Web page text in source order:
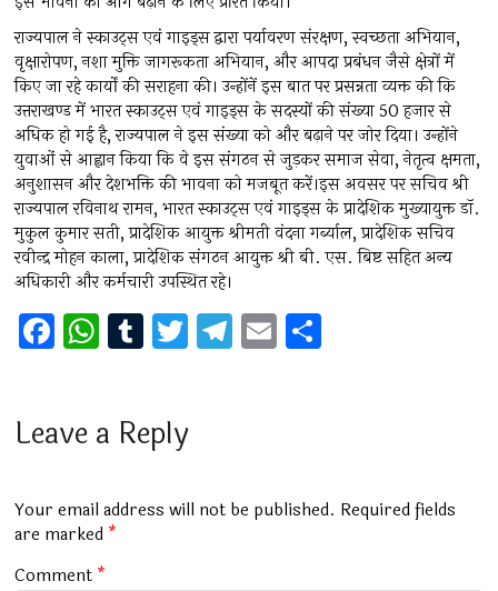
राज्यपाल ने स्काउट्स एवं गाइड्स द्वारा पर्यावरण संरक्षण, स्वच्छता अभियान,
वृक्षारोपण, नशा मुक्ति जागरूकता अभियान, और आपदा प्रबंधन जैसे क्षेत्रों में
किए जा रहे कार्यों की सराहना की। उन्होंनें इस बात पर प्रसन्नता व्यक्त की कि
उत्तराखण्ड में भारत स्काउट्स एवं गाइड्स के सदस्यों की संख्या 50 हजार से
अधिक हो गई है, राज्यपाल ने इस संख्या को और बढ़ाने पर जोर दिया। उन्होंने
युवाओं से आह्वान किया कि वे इस संगठन से जुड़कर समाज सेवा, नेतृत्व क्षमता,
अनुशासन और देशभक्ति की भावना को मजबूत करें।इस अवसर पर सचिव श्री
राज्यपाल रविनाथ रामन, भारत स्काउट्स एवं गाइड्स के प्रादेशिक मुख्यायुक्त डॉ.
मुकुल कुमार सती, प्रादेशिक आयुक्त श्रीमती वंदना गर्ब्याल, प्रादेशिक सचिव
रवीन्द्र मोहन काला, प्रादेशिक संगठन आयुक्त श्री बी. एस. बिष्ट सहित अन्य
अधिकारी और कर्मचारी उपस्थित रहे।
F
a
b
o
k
W
h
s
p
p
T
u
bl
T
wi
er
T
el
m
E
m
Leave a Reply
Your email address will not be published. Required fields
are marked *
Comment *